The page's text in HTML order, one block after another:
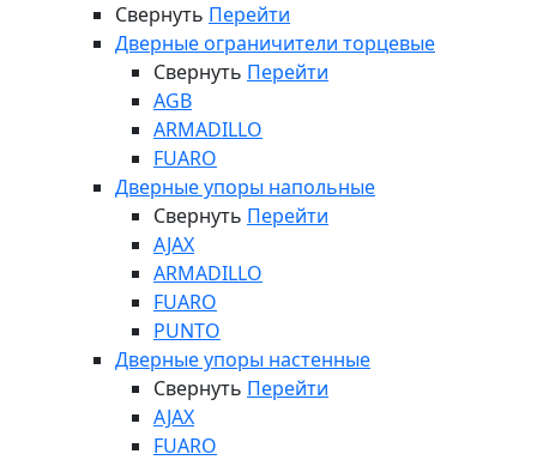
Свернуть Перейти
Дверные ограничители торцевые
Свернуть Перейти
AGB
ARMADILLO
FUARO
Дверные упоры напольные
Свернуть Перейти
AJAX
ARMADILLO
FUARO
PUNTO
Дверные упоры настенные
Свернуть Перейти
AJAX
FUARO